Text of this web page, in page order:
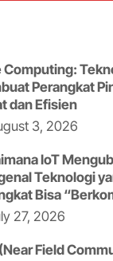
Computing:
Perangkat
dan Efisien
3, 2026
IoT
Teknologi
Bisa
27, 2026
Field